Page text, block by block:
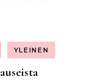
YLEINEN